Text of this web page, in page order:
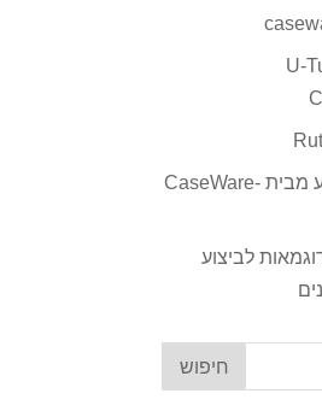
ירחון מידע מבית CaseWare-
לביצוע